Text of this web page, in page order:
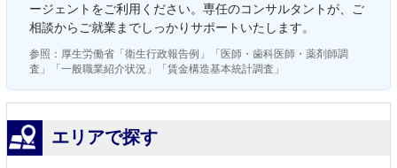
ージェントをご利用ください。専任のコンサルタントが、ご
相談からご就業までしっかりサポートいたします。
参照：厚生労働省「衛生行政報告例」「医師・歯科医師・薬剤師調
査」「一般職業紹介状況」「賃金構造基本統計調査」
エリアで探す